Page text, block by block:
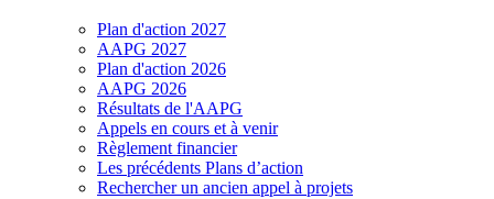
Plan d'action 2027
AAPG 2027
Plan d'action 2026
AAPG 2026
Résultats de l'AAPG
Appels en cours et à venir
Règlement financier
Les précédents Plans d’action
Rechercher un ancien appel à projets